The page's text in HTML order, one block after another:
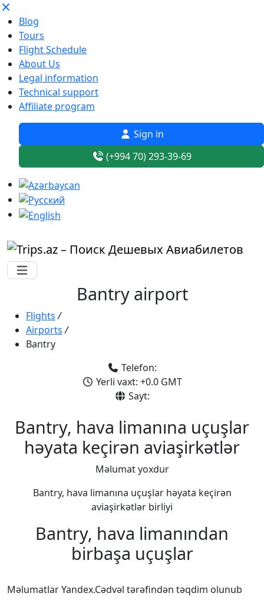
Blog
Tours
Flight Schedule
About Us
Legal information
Technical support
Affiliate program
Sign in
(+994 70) 293-39-69
Bantry airport
Flights /
Airports /
Bantry
Telefon:
Yerli vaxt: +0.0 GMT
Sayt:
Bantry, hava limanına uçuşlar
həyata keçirən aviaşirkətlər
Məlumat yoxdur
Bantry, hava limanına uçuşlar həyata keçirən
aviaşirkətlər birliyi
Bantry, hava limanından
birbaşa uçuşlar
Məlumatlar Yandex.Cədvəl tərəfindən təqdim olunub